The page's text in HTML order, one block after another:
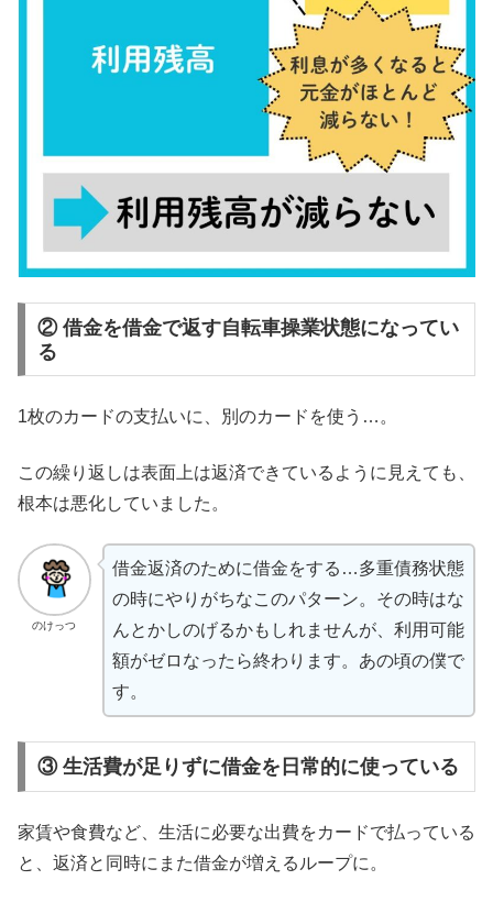
② 借金を借金で返す自転車操業状態になってい
る
1枚のカードの支払いに、別のカードを使う…。
この繰り返しは表面上は返済できているように見えても、
根本は悪化していました。
のけっつ
借金返済のために借金をする…多重債務状態
の時にやりがちなこのパターン。その時はな
んとかしのげるかもしれませんが、利用可能
額がゼロなったら終わります。あの頃の僕で
す。
③ 生活費が足りずに借金を日常的に使っている
家賃や食費など、生活に必要な出費をカードで払っている
と、返済と同時にまた借金が増えるループに。